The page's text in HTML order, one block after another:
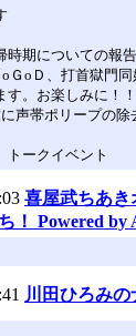
時期についての報告
ＧoＤ、打首獄門同
す。お楽しみに！！
声帯ポリープの除
トークイベント
喜屋武ちあき
！ Powered by
川田ひろみ